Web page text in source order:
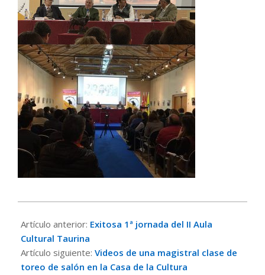
02-
12
Artículo anterior: Exitosa 1ª jornada del II Aula
Cultural Taurina
Artículo siguiente: Videos de una magistral clase de
toreo de salón en la Casa de la Cultura